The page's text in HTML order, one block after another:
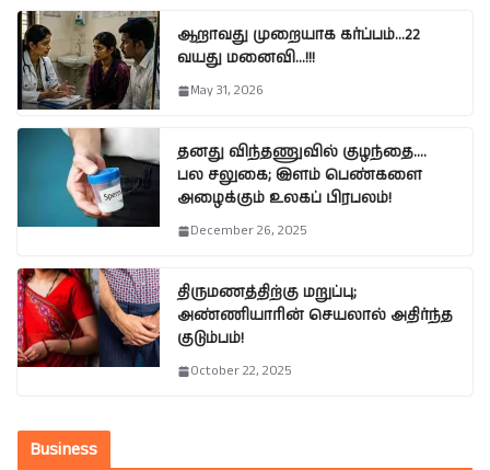
ஆறாவது முறையாக கர்ப்பம்…22
வயது மனைவி…!!!
May 31, 2026
தனது விந்தணுவில் குழந்தை….
பல சலுகை; இளம் பெண்களை
அழைக்கும் உலகப் பிரபலம்!
December 26, 2025
திருமணத்திற்கு மறுப்பு;
அண்ணியாரின் செயலால் அதிர்ந்த
குடும்பம்!
October 22, 2025
Business